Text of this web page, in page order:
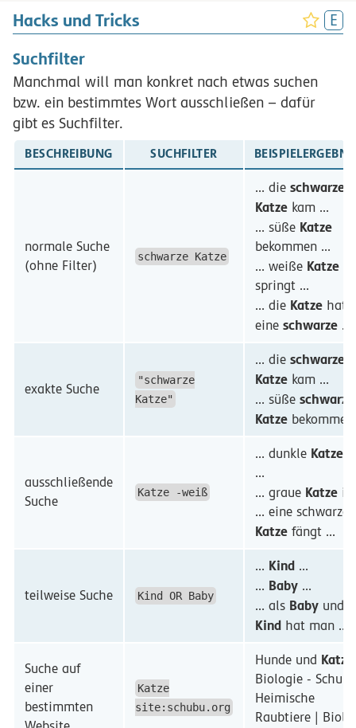
Hacks und Tricks
Suchfilter
Manchmal will man konkret nach etwas suchen
bzw. ein bestimmtes Wort ausschließen – dafür
gibt es Suchfilter.
BESCHREIBUNG SUCHFILTER
normale Suche
(ohne Filter)
schwarze Katze
... die schwarze
Katzekam ...
... süße Katze
bekommen ...
... weiße Katze
springt ...
... die Katzehat
eine schwarze...
exakte Suche
"schwarze
Katze"
... die schwarze
Katzekam ...
... süße schwarze
Katzebekommen
ausschließende
Suche
Katze -weiß
... dunkle Katze
...
... graue Katzeist
... eine schwarze
Katzefängt ...
teilweise Suche Kind OR Baby
... Kind...
... Baby...
... als Babyund
Kindhat man ...
Suche auf
einer
bestimmten
Katze
site:schubu.org
Hunde und
Biologie -
Heimische
Raubtiere |